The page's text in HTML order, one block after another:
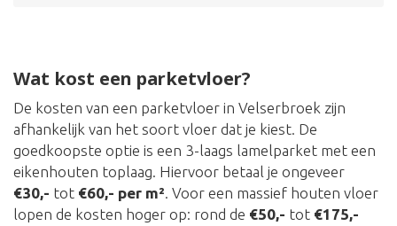
Wat kost een parketvloer?
De kosten van een parketvloer in Velserbroek zijn
afhankelijk van het soort vloer dat je kiest. De
goedkoopste optie is een 3-laags lamelparket met een
eikenhouten toplaag. Hiervoor betaal je ongeveer
€30,- tot €60,- per m². Voor een massief houten vloer
lopen de kosten hoger op: rond de €50,- tot €175,-